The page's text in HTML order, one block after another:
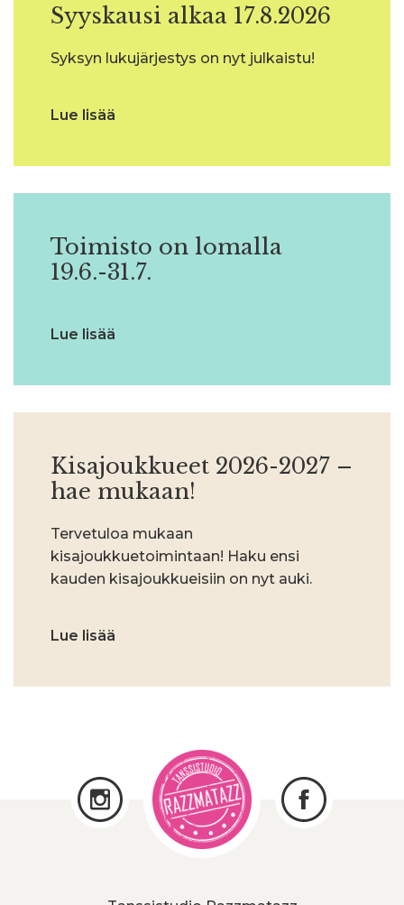
Syyskausi alkaa 17.8.2026
Syksyn lukujärjestys on nyt julkaistu!
Lue lisää
Toimisto on lomalla
19.6.-31.7.
Lue lisää
Kisajoukkueet 2026-2027 –
hae mukaan!
Tervetuloa mukaan
kisajoukkuetoimintaan! Haku ensi
kauden kisajoukkueisiin on nyt auki.
Lue lisää